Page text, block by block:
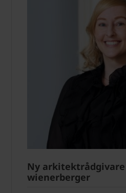
Ny
wienerberger